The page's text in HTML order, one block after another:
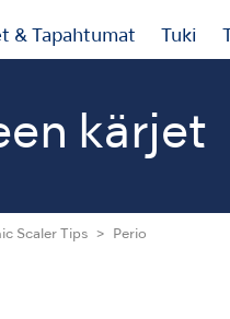
& Tapahtumat Tuki
kärjet
Scaler Tips Perio